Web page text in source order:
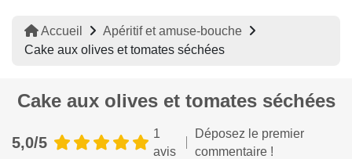
Accueil
Apéritif et amuse-bouche
Cake aux olives et tomates séchées
Cake aux olives et tomates séchées
5,0/5
1
avis
Déposez le premier
commentaire !